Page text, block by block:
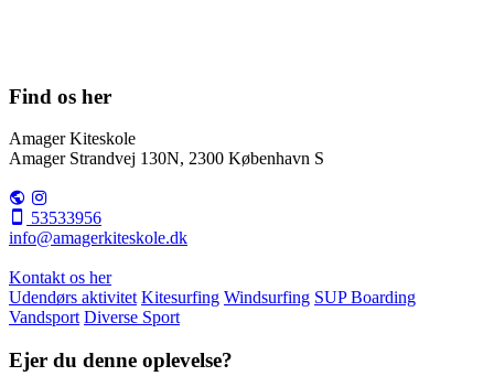
Find os her
Amager Kiteskole
Amager Strandvej 130N, 2300 København S
53533956
info@amagerkiteskole.dk
Kontakt os her
Udendørs aktivitet Kitesurfing Windsurfing SUP Boarding
Vandsport Diverse Sport
Ejer du denne oplevelse?